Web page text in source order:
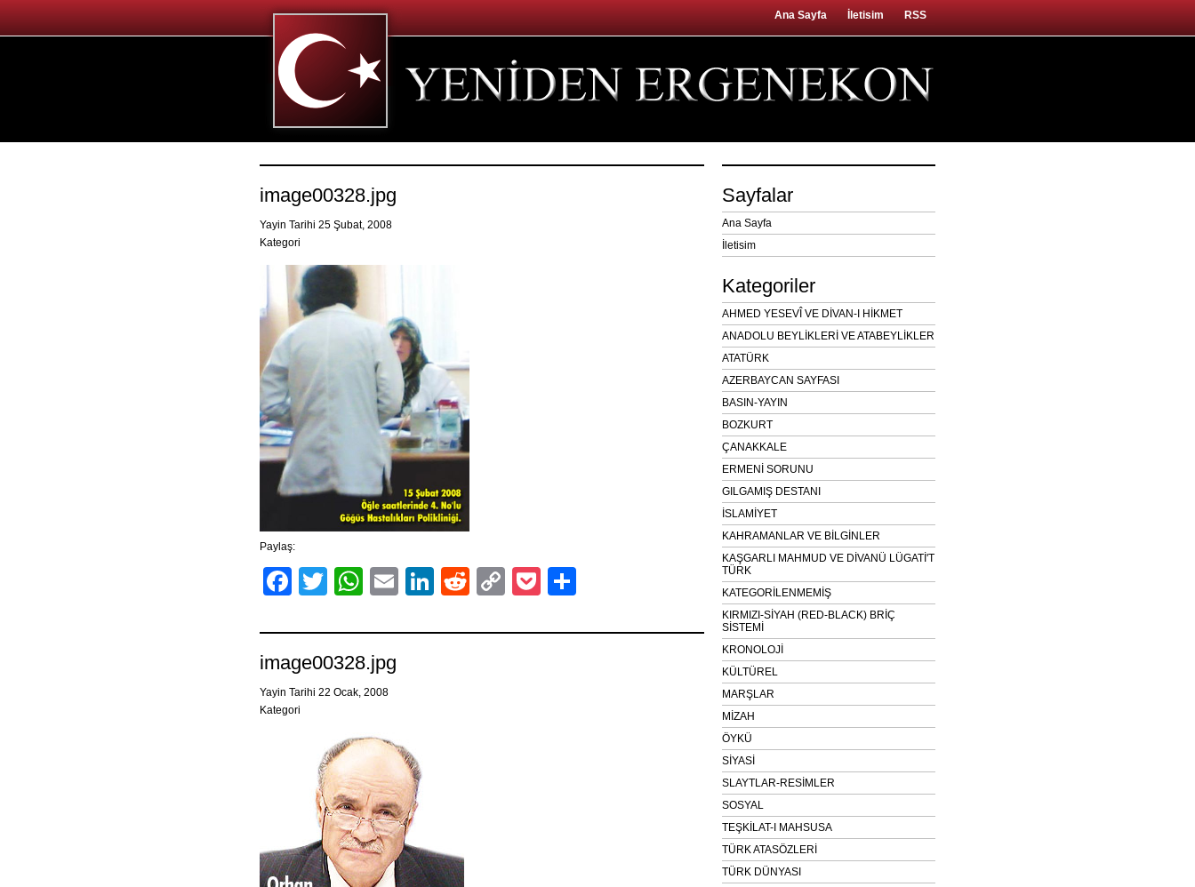
Ana Sayfa İletisim RSS
image00328.jpg
Yayin Tarihi 25 Şubat, 2008
Kategori
Paylaş:
Facebook
TwitterWhatsApp
EmailLinkedIn
RedditCopyPocket
image00328.jpg
Yayin Tarihi 22 Ocak, 2008
Kategori
Sayfalar
Ana Sayfa
İletisim
Kategoriler
AHMED YESEVÎ VE DİVAN-I HİKMET
ANADOLU BEYLİKLERİ VE ATABEYLİKLER
ATATÜRK
AZERBAYCAN SAYFASI
BASIN-YAYIN
BOZKURT
ÇANAKKALE
ERMENİ SORUNU
GILGAMIŞ DESTANI
İSLAMİYET
KAHRAMANLAR VE BİLGİNLER
KAŞGARLI MAHMUD VE DİVANÜ LÜGATİ'T
TÜRK
KATEGORİLENMEMİŞ
KIRMIZI-SİYAH (RED-BLACK) BRİÇ
SİSTEMİ
KRONOLOJİ
KÜLTÜREL
MARŞLAR
MİZAH
ÖYKÜ
SİYASİ
SLAYTLAR-RESİMLER
SOSYAL
TEŞKİLAT-I MAHSUSA
TÜRK ATASÖZLERİ
TÜRK DÜNYASI